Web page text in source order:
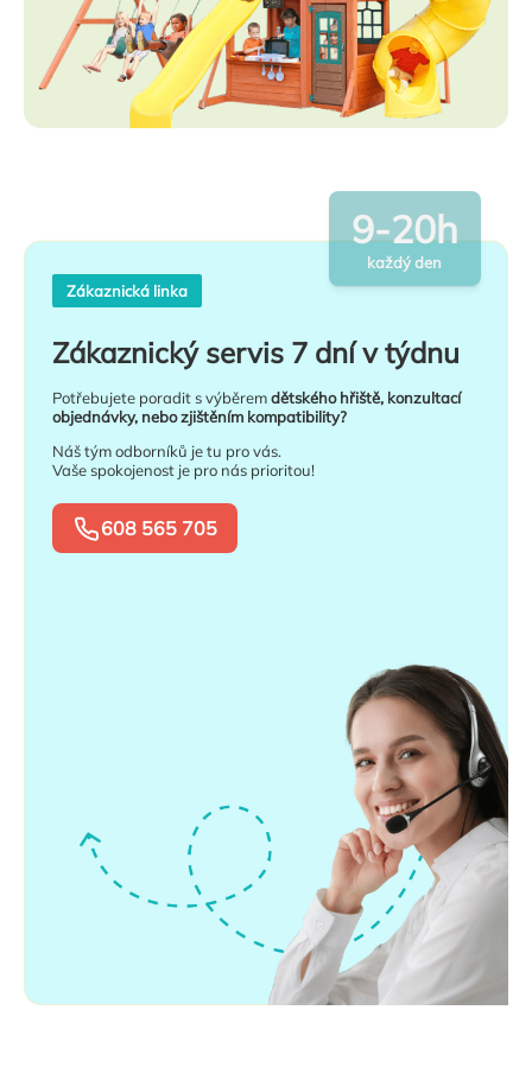
Zákaznická linka
Zákaznický servis 7 dní v týdnu
Potřebujete poradit s výběremdětského hřiště, konzultací
objednávky, nebo zjištěním kompatibility?
Náš tým odborníků je tu pro vás.
Vaše spokojenost je pro nás prioritou!
608 565 705
9-20h
každý den